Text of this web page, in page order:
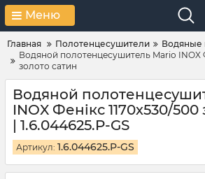
Меню
Главная Полотенцесушители
Водяные
Водяной полотенцесушитель Mario INOX
золото сатин
Водяной
INOX Фенікс 1170х530/
| 1.6.044625.P-GS
Артикул: 1.6.044625.P-GS